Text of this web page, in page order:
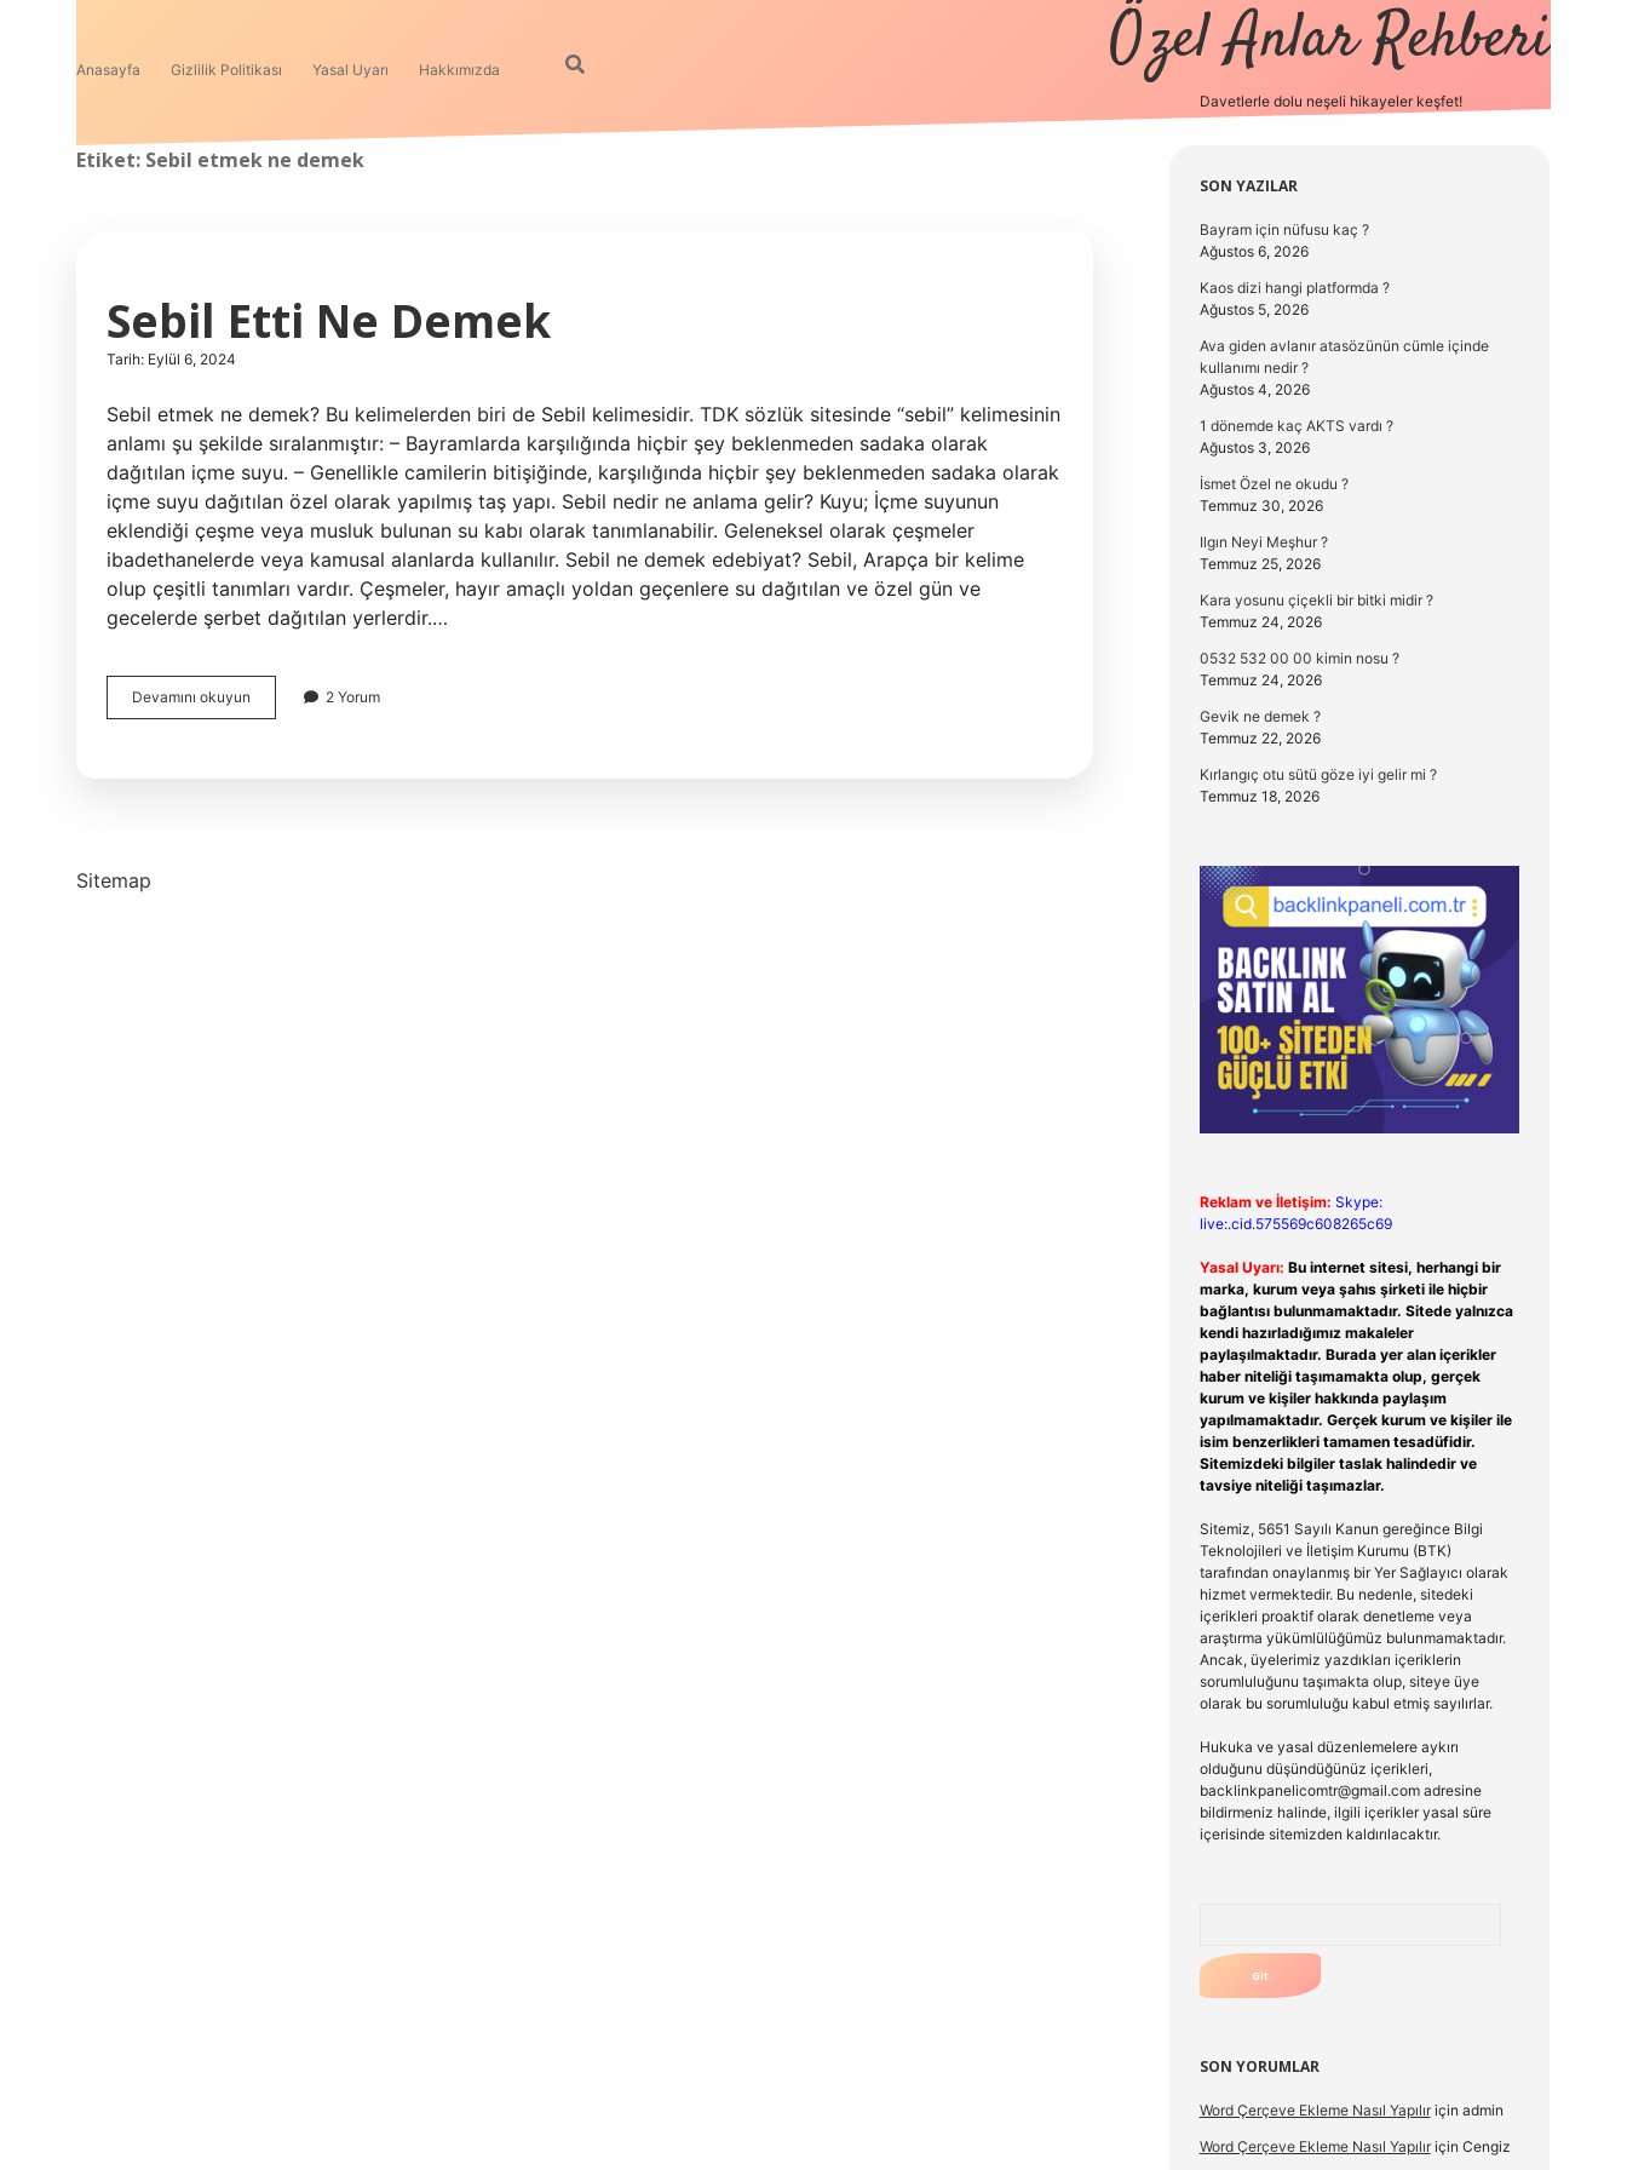
Anasayfa Gizlilik Politikası Yasal Uyarı Hakkımızda Özel Anlar Rehberi
Davetlerle dolu neşeli hikayeler keşfet!
Etiket: Sebil etmek ne demek
Sebil Etti Ne Demek
Tarih: Eylül 6, 2024
Sebil etmek ne demek? Bu kelimelerden biri de Sebil kelimesidir. TDK sözlük sitesinde “sebil” kelimesinin
anlamı şu şekilde sıralanmıştır: – Bayramlarda karşılığında hiçbir şey beklenmeden sadaka olarak
dağıtılan içme suyu. – Genellikle camilerin bitişiğinde, karşılığında hiçbir şey beklenmeden sadaka olarak
içme suyu dağıtılan özel olarak yapılmış taş yapı. Sebil nedir ne anlama gelir? Kuyu; İçme suyunun
eklendiği çeşme veya musluk bulunan su kabı olarak tanımlanabilir. Geleneksel olarak çeşmeler
ibadethanelerde veya kamusal alanlarda kullanılır. Sebil ne demek edebiyat? Sebil, Arapça bir kelime
olup çeşitli tanımları vardır. Çeşmeler, hayır amaçlı yoldan geçenlere su dağıtılan ve özel gün ve
gecelerde şerbet dağıtılan yerlerdir.…
Devamını okuyun
Etti
2 Yorum
Sitemap
Sidebar
SON YAZILAR
Bayram için nüfusu kaç ?
Ağustos 6, 2026
Kaos dizi hangi platformda ?
Ağustos 5, 2026
Ava giden avlanır atasözünün cümle içinde
kullanımı nedir ?
Ağustos 4, 2026
1 dönemde kaç AKTS vardı ?
Ağustos 3, 2026
İsmet Özel ne okudu ?
Temmuz 30, 2026
Ilgın Neyi Meşhur ?
Temmuz 25, 2026
Kara yosunu çiçekli bir bitki midir ?
Temmuz 24, 2026
0532 532 00 00 kimin nosu ?
Temmuz 24, 2026
Gevik ne demek ?
Temmuz 22, 2026
Kırlangıç otu sütü göze iyi gelir mi ?
Temmuz 18, 2026
Reklam ve İletişim: Skype:
live:.cid.575569c608265c69
Yasal Uyarı: Bu internet sitesi, herhangi bir
marka, kurum veya şahıs şirketi ile hiçbir
bağlantısı bulunmamaktadır. Sitede yalnızca
kendi hazırladığımız makaleler
paylaşılmaktadır. Burada yer alan içerikler
haber niteliği taşımamakta olup, gerçek
kurum ve kişiler hakkında paylaşım
yapılmamaktadır. Gerçek kurum ve kişiler ile
isim benzerlikleri tamamen tesadüfidir.
Sitemizdeki bilgiler taslak halindedir ve
tavsiye niteliği taşımazlar.
Sitemiz, 5651 Sayılı Kanun gereğince Bilgi
Teknolojileri ve İletişim Kurumu (BTK)
tarafından onaylanmış bir Yer Sağlayıcı olarak
hizmet vermektedir. Bu nedenle, sitedeki
içerikleri proaktif olarak denetleme veya
araştırma yükümlülüğümüz bulunmamaktadır.
Ancak, üyelerimiz yazdıkları içeriklerin
sorumluluğunu taşımakta olup, siteye üye
olarak bu sorumluluğu kabul etmiş sayılırlar.
Hukuka ve yasal düzenlemelere aykırı
olduğunu düşündüğünüz içerikleri,
backlinkpanelicomtr@gmail.comadresine
bildirmeniz halinde, ilgili içerikler yasal süre
içerisinde sitemizden kaldırılacaktır.
SON YORUMLAR
Word Çerçeve Ekleme Nasıl Yapılıriçin admin
Word Çerçeve Ekleme Nasıl Yapılıriçin Cengiz